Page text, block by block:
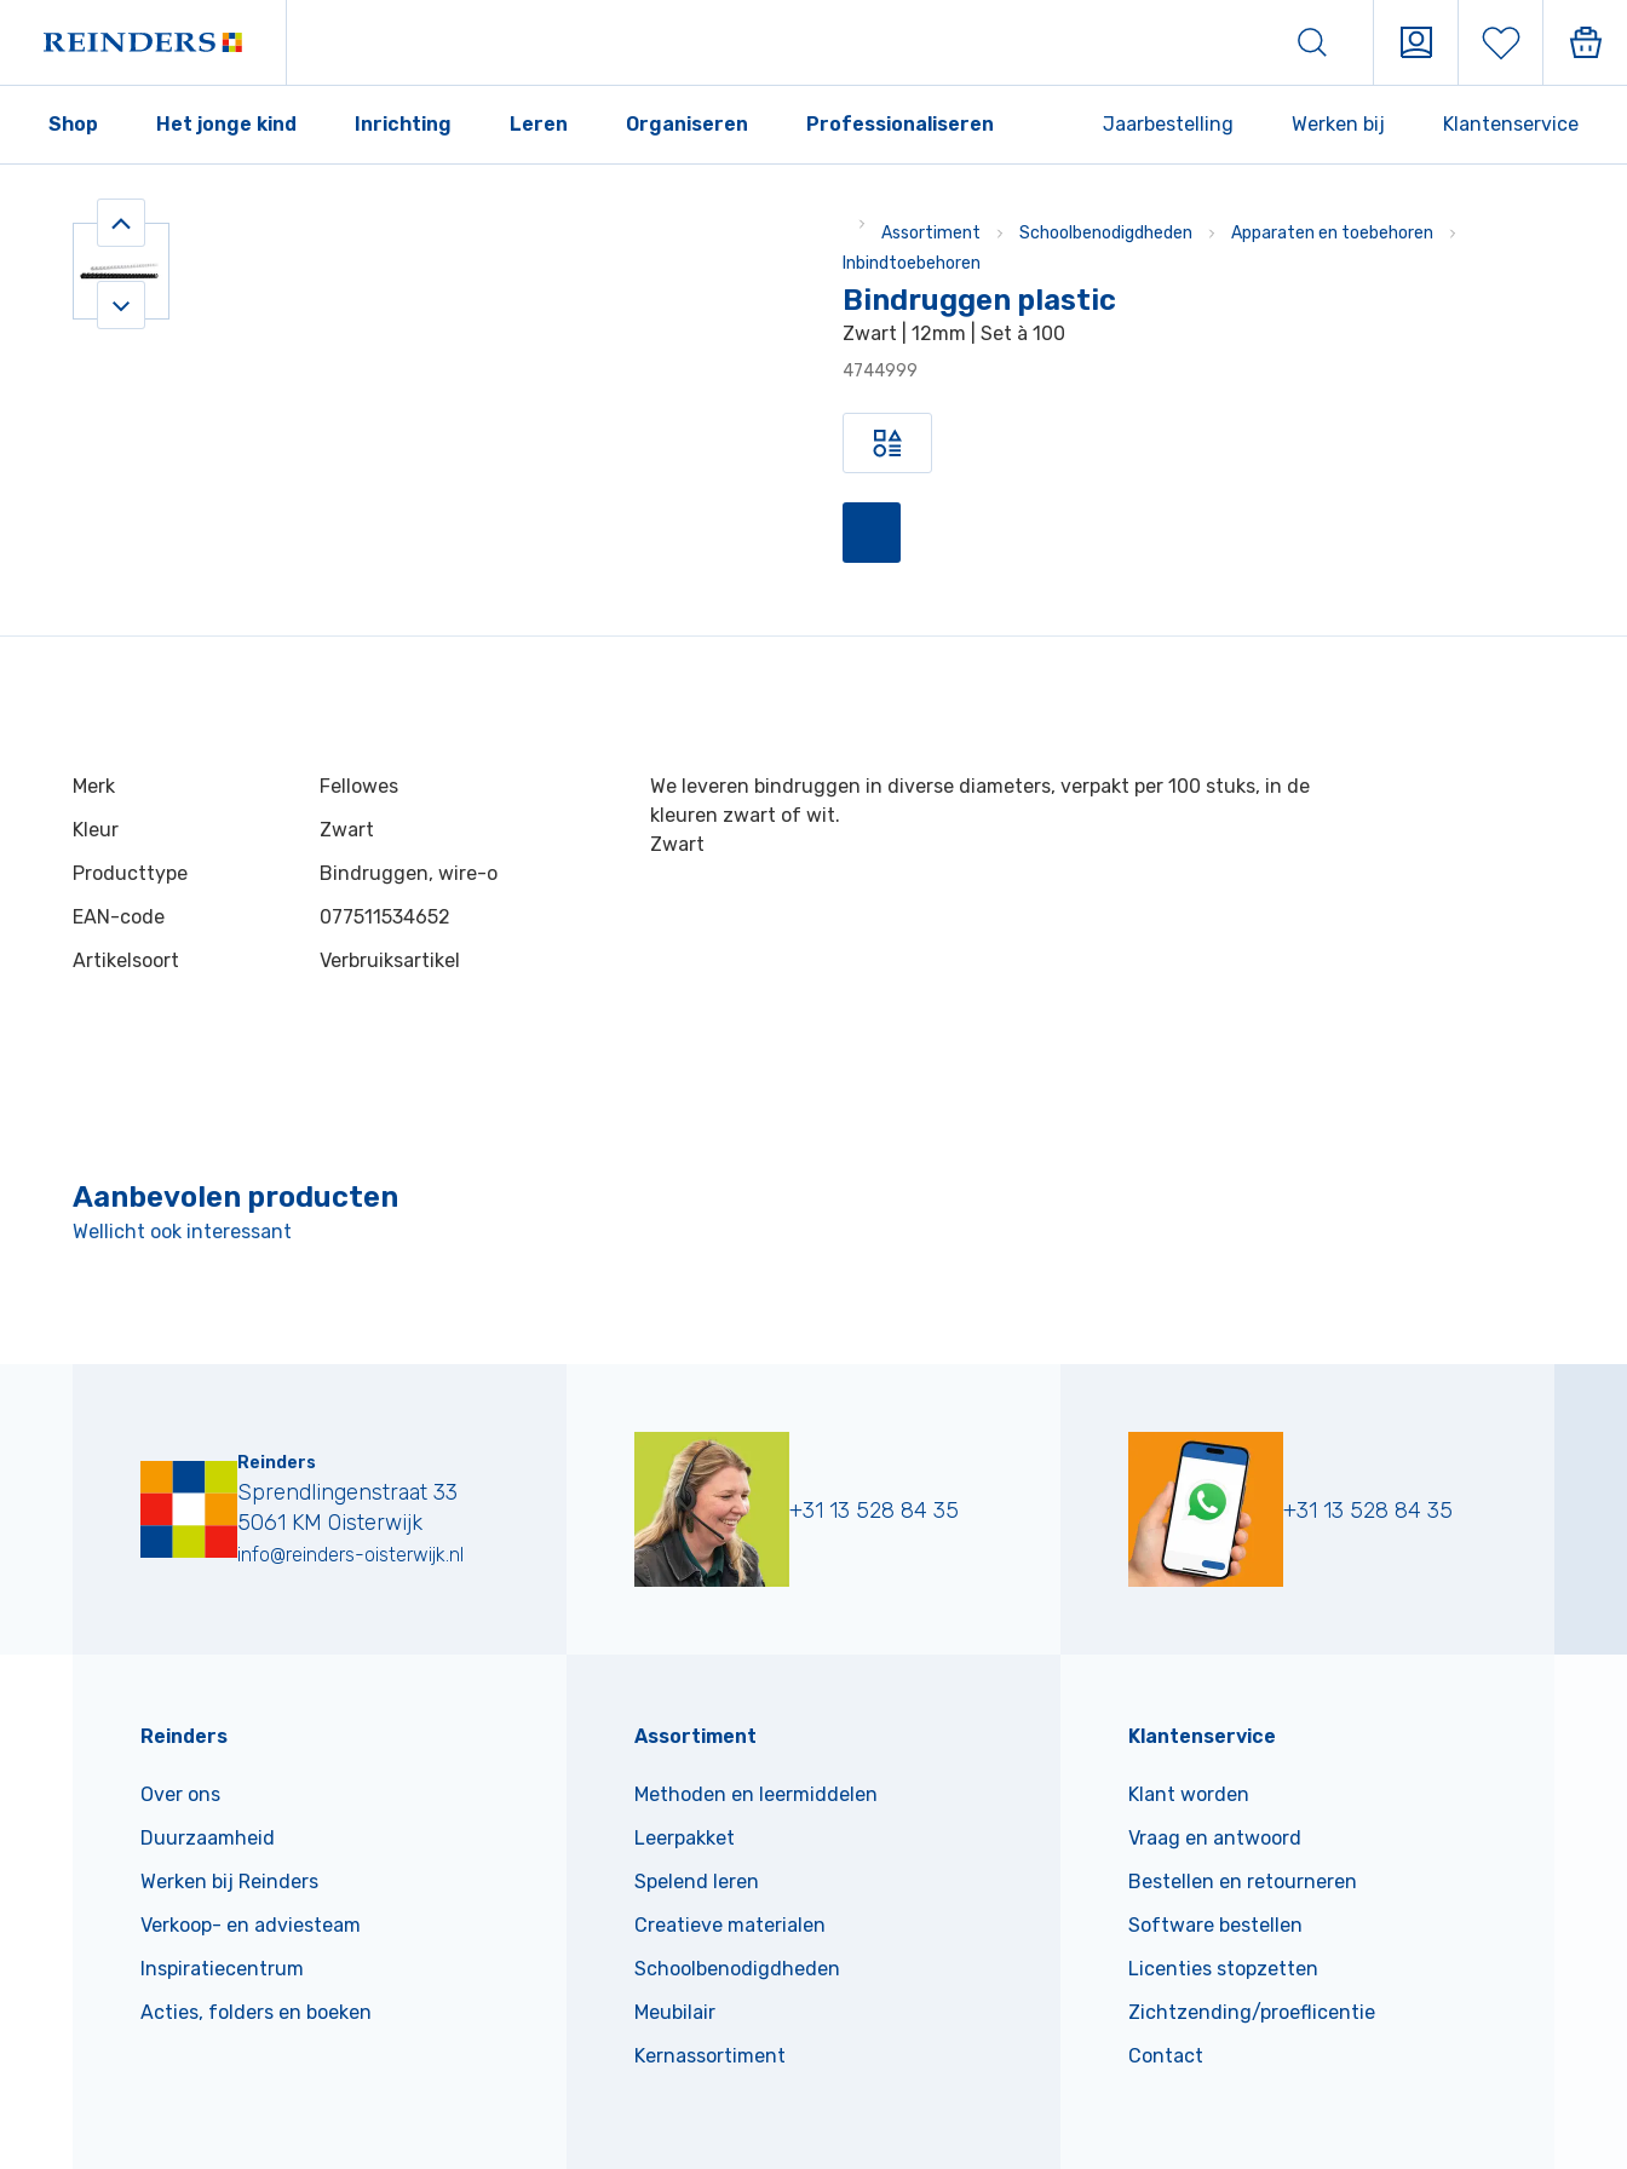
Shop Het jonge kind Inrichting Leren Organiseren Professionaliseren Jaarbestelling Werken bij Klantenservice
Assortiment Schoolbenodigdheden
Apparaten en toebehoren
Inbindtoebehoren
Bindruggen plastic
Zwart | 12mm | Set à 100
4744999
Merk
Fellowes
Kleur
Zwart
Producttype
Bindruggen, wire-o
EAN-code
077511534652
Artikelsoort
Verbruiksartikel
We leveren bindruggen in diverse diameters, verpakt per 100 stuks, in de
kleuren zwart of wit.
Zwart
Aanbevolen producten
Wellicht ook interessant
Reinders
Sprendlingenstraat 33
5061 KM Oisterwijk
info@reinders-oisterwijk.nl
+31 13 528 84 35 +31 13 528 84 35
Reinders
Over ons
Duurzaamheid
Werken bij Reinders
Verkoop- en adviesteam
Inspiratiecentrum
Acties, folders en boeken
Assortiment
Methoden en leermiddelen
Leerpakket
Spelend leren
Creatieve materialen
Schoolbenodigdheden
Meubilair
Kernassortiment
Klantenservice
Klant worden
Vraag en antwoord
Bestellen en retourneren
Software bestellen
Licenties stopzetten
Zichtzending/proeflicentie
Contact